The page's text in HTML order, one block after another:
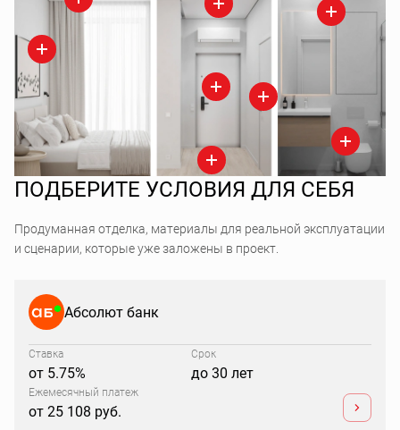
ПОДБЕРИТЕ УСЛОВИЯ ДЛЯ СЕБЯ
Продуманная отделка, материалы для реальной эксплуатации
и сценарии, которые уже заложены в проект.
Абсолют банк
Ставка
от 5.75%
Срок
до 30 лет
Ежемесячный платеж
от 25 108 руб.